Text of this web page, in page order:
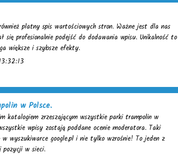
platny spis wartościowych stron. Ważne jest dla nas
profesionalnie podejść do dodawania wpisu. Unikalność to
większe i szybsze efekty.
w Polsce.
katalogiem zrzeszającym wszystkie parki trampolin w
wpisy zostają poddane ocenie moderatora. Taki
wyszukiwarce google.pl i nie tylko wzrośnie! To jeden z
pozycji w sieci.